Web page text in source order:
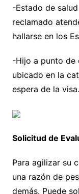
-Estado de
reclamado
hallarse en los
-Hijo a punto de
ubicado en la
espera de la visa.
Solicitud de
Para agilizar su
una razón de
demás. Puede